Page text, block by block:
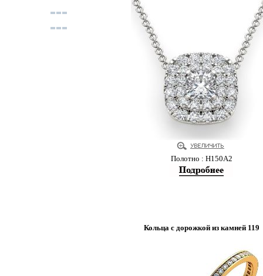
Полотно : Н150А2
Кольца с дорожкой из камней 119